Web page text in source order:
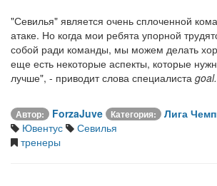
"Севилья" является очень сплоченной
атаке. Но когда мои ребята упорной
собой ради команды, мы можем делать
еще есть некоторые аспекты, которые
лучше", - приводит слова специалиста
Автор: ForzaJuve Категория:
Лига
Ювентус
Севилья
тренеры